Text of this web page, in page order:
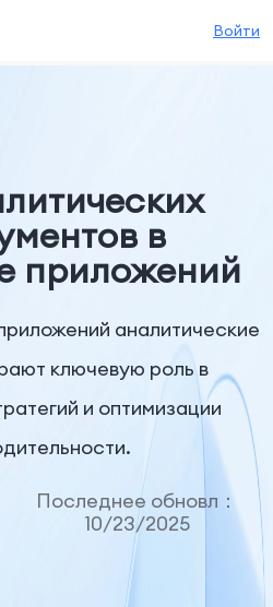
Войти
в
приложений
аналитические
ключевую роль в
и оптимизации
Последнее обновл：
10/23/2025